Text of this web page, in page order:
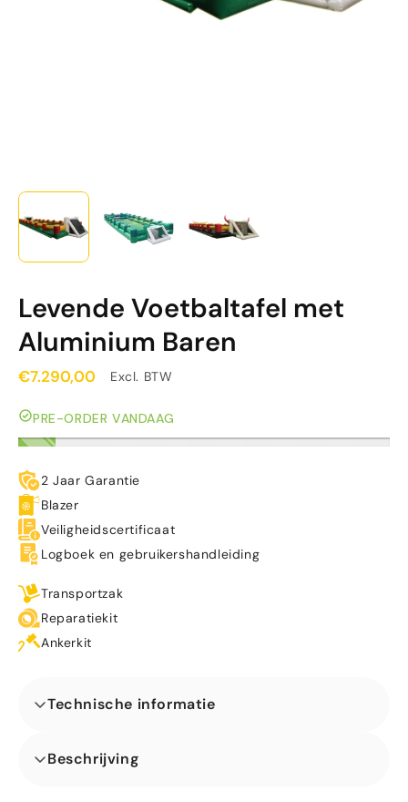
Levende Voetbaltafel met
Aluminium Baren
€7.290,00 Excl. BTW
PRE-ORDER VANDAAG
2 Jaar Garantie
Blazer
Veiligheidscertificaat
Logboek en gebruikershandleiding
Transportzak
Reparatiekit
Ankerkit
Technische informatie
Beschrijving